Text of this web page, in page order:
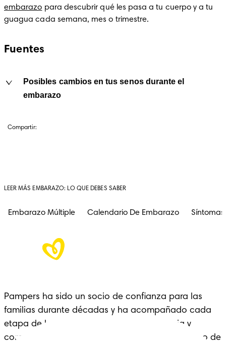
embarazo para descubrir qué les pasa a tu cuerpo y a tu
guagua cada semana, mes o trimestre.
Fuentes
Posibles cambios en tus senos durante el
embarazo
Compartir:
LEER MÁS EMBARAZO: LO QUE DEBES SABER
Embarazo Múltiple Calendario De Embarazo
Pampers ha sido un socio de confianza para las
familias durante décadas y ha acompañado cada
etapa de la crianza con cariño, experiencia y
comodidad: un legado que se extiende a lo largo de